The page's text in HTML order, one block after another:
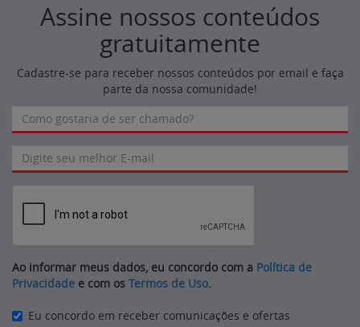
Assine nossos conteúdos
gratuitamente
Cadastre-se para receber nossos conteúdos por email e faça
parte da nossa comunidade!
Ao informar meus dados, eu concordo com a Política de
Privacidade e com os Termos de Uso.
Eu concordo em receber comunicações e ofertas